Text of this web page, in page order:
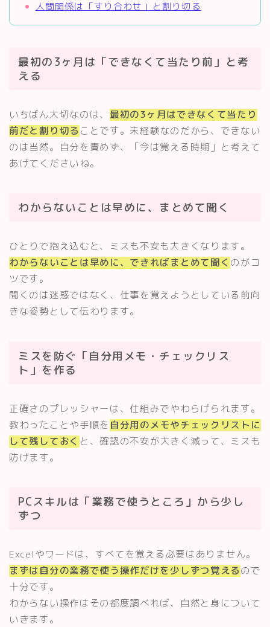
人間関係は「すり合わせ」と割り切る
最初の3ヶ月は「できなくて当たり前」と考
える
いちばん大切なのは、 最初の3ヶ月はできなくて当たり
前だと割り切る ことです。未経験なのだから、できない
のは当然。自分を責めず、「今は覚える時期」と考えて
あげてくださいね。
わからないことは早めに、まとめて聞く
ひとりで抱え込むと、ミスも不安も大きくなります。
わからないことは早めに、できればまとめて聞く のがコ
ツです。
聞くのは迷惑ではなく、仕事を覚えようとしている前向
きな姿勢として伝わります。
ミスを防ぐ「自分用メモ・チェックリス
ト」を作る
正確さのプレッシャーは、仕組みでやわらげられます。
教わったことや手順を 自分用のメモやチェックリストに
して残しておく と、確認の不安が大きく減って、ミスも
防げます。
PCスキルは「業務で使うところ」から少し
ずつ
Excelやワードは、すべてを覚える必要はありません。
まずは自分の業務で使う操作だけを少しずつ覚えるので
十分です。
わからない操作はその都度調べれば、自然と身について
いきます。